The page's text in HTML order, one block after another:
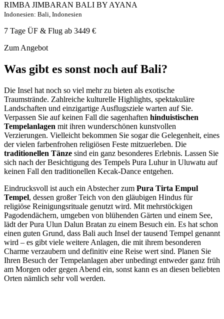
RIMBA JIMBARAN BALI BY AYANA
Indonesien: Bali, Indonesien
7 Tage ÜF & Flug ab 3449 €
Zum Angebot
Was gibt es sonst noch auf Bali?
Die Insel hat noch so viel mehr zu bieten als exotische
Traumstrände. Zahlreiche kulturelle Highlights, spektakuläre
Landschaften und einzigartige Ausflugsziele warten auf Sie.
Verpassen Sie auf keinen Fall die sagenhaften hinduistischen
Tempelanlagen mit ihren wunderschönen kunstvollen
Verzierungen. Vielleicht bekommen Sie sogar die Gelegenheit, eines
der vielen farbenfrohen religiösen Feste mitzuerleben. Die
traditionellen Tänze sind ein ganz besonderes Erlebnis. Lassen Sie
sich nach der Besichtigung des Tempels Pura Luhur in Uluwatu auf
keinen Fall den traditionellen Kecak-Dance entgehen.
Eindrucksvoll ist auch ein Abstecher zum Pura Tirta Empul
Tempel, dessen großer Teich von den gläubigen Hindus für
religiöse Reinigungsrituale genutzt wird. Mit mehrstöckigen
Pagodendächern, umgeben von blühenden Gärten und einem See,
lädt der Pura Ulun Dalun Bratan zu einem Besuch ein. Es hat schon
einen guten Grund, dass Bali auch Insel der tausend Tempel genannt
wird – es gibt viele weitere Anlagen, die mit ihrem besonderen
Charme verzaubern und definitiv eine Reise wert sind. Planen Sie
Ihren Besuch der Tempelanlagen aber unbedingt entweder ganz früh
am Morgen oder gegen Abend ein, sonst kann es an diesen beliebten
Orten nämlich sehr voll werden.